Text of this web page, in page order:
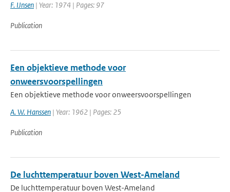
F. IJnsen | Year: 1974 | Pages: 97
Publication
Een objektieve methode voor
onweersvoorspellingen
Een objektieve methode voor onweersvoorspellingen
A. W. Hanssen | Year: 1962 | Pages: 25
Publication
De luchttemperatuur boven West-Ameland
De luchttemperatuur boven West-Ameland